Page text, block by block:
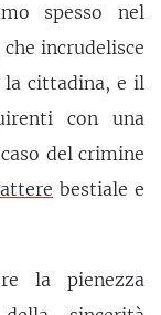
spesso nel
incrudelisce
la cittadina, e il
con una
del crimine
bestiale e
la pienezza